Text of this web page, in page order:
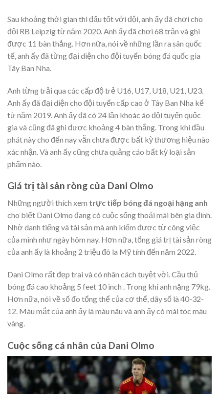
Sau khoảng thời gian thi đấu tốt với đội, anh ấy đã chơi cho
đội RB Leipzig từ năm 2020. Anh ấy đã chơi 68 trận và ghi
được 11 bàn thắng. Hơn nữa, nói về những lần ra sân quốc
tế, anh ấy đã từng đại diện cho đội tuyển bóng đá quốc gia
Tây Ban Nha.
Anh từng trải qua các cấp độ trẻ U16, U17, U18, U21, U23.
Anh ấy đã đại diện cho đội tuyển cấp cao ở Tây Ban Nha kể
từ năm 2019. Anh ấy đã có 24 lần khoác áo đội tuyển quốc
gia và cũng đã ghi được khoảng 4 bàn thắng. Trong khi đầu
phát này cho đến nay vẫn chưa được bất kỳ thương hiệu nào
xác nhận. Và anh ấy cũng chưa quảng cáo bất kỳ loại sản
phẩm nào.
Giá trị tài sản ròng của Dani Olmo
Những người thích xem trực tiếp bóng đá ngoại hạng anh
cho biết Dani Olmo đang có cuộc sống thoải mái bên gia đình.
Nhờ danh tiếng và tài sản mà anh kiếm được từ công việc
của mình như ngày hôm nay. Hơn nữa, tổng giá trị tài sản ròng
của anh ấy là khoảng 2 triệu đô la Mỹ tính đến năm 2022.
Dani Olmo rất đẹp trai và có nhân cách tuyệt vời. Cầu thủ
bóng đá cao khoảng 5 feet 10 inch . Trong khi anh nặng 79kg.
Hơn nữa, nói về số đo tổng thể của cơ thể, dãy số là 40-32-
12. Màu mắt của anh ấy là màu nâu và anh ấy có mái tóc màu
vàng.
Cuộc sống cá nhân của Dani Olmo